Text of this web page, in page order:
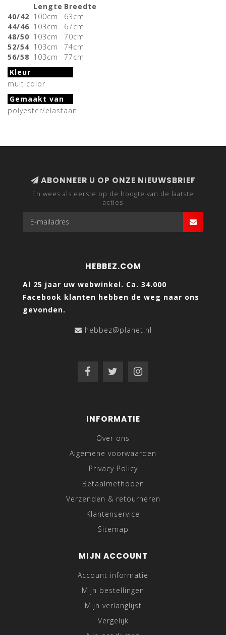
Lengte Breedte
40/42 100cm
63cm
44/46 103cm
67cm
48/50 103cm
70cm
52/54 103cm
74cm
56/58 103cm
77cm
Kleur
multicolor
Gemaakt van
polyester/elastaan
ABONNEER U OP ONZE NIEUWSBRIEF
En wees als eerste op de hoogte van de laatste
acties
HEBBEZ.COM
Al 25 jaar uw webwinkel. Ca. 34.000
Facebook klanten hebben de weg naar ons
gevonden.
hebbez@planet.nl
INFORMATIE
Over ons
Algemene voorwaarden
Privacy Policy
Betaalmethoden
Verzenden & retourneren
Klantenservice
Sitemap
MIJN ACCOUNT
Account informatie
Mijn bestellingen
Mijn verlanglijst
Vergelijk